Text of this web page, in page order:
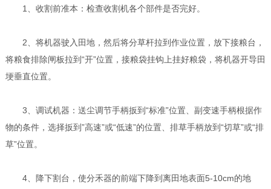
1、收割前准本：检查收割机各个部件是否完好。
2、将机器驶入田地，然后将分草杆拉到作业位置，放下接粮台，
将粮食排除闸板拉到“开”位置，接粮袋挂钩上挂好粮袋，将机器开导田
埂垂直位置。
3、调试机器：送尘调节手柄扳到“标准”位置、副变速手柄根据作
物的条件，选择扳到”高速”或“低速”的位置、排草手柄放到“切草”或“排
草”位置。
4、降下割台，使分禾器的前端下降到离田地表面5-10cm的地